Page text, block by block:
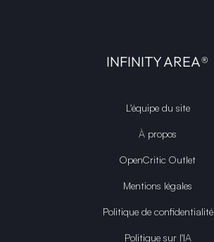
INFINITY AREA®
L'équipe du site
À propos
OpenCritic Outlet
Mentions légales
Politique de confidentialité
Politique sur l'IA